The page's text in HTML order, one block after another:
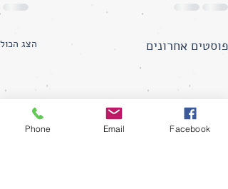
פוסטים אחרונים הצג הכול
Phone Email Facebook